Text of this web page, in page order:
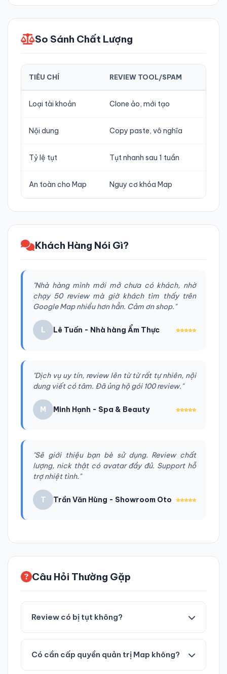
So Sánh Chất Lượng
TIÊU CHÍ REVIEW TOOL/SPAM
Loại tài khoản Clone ảo, mới tạo
Nội dung Copy paste, vô nghĩa
Tỷ lệ tụt Tụt nhanh sau 1 tuần
An toàn cho Map Nguy cơ khóa Map
Khách Hàng Nói Gì?
"Nhà hàng mình mới mở chưa có khách, nhờ
chạy 50 review mà giờ khách tìm thấy trên
Google Map nhiều hơn hẳn. Cảm ơn shop."
L Lê Tuấn - Nhà hàng Ẩm Thực ⭐⭐⭐⭐⭐
"Dịch vụ uy tín, review lên từ từ rất tự nhiên, nội
dung viết có tâm. Đã ủng hộ gói 100 review."
M Minh Hạnh - Spa & Beauty ⭐⭐⭐⭐⭐
"Sẽ giới thiệu bạn bè sử dụng. Review chất
lượng, nick thật có avatar đầy đủ. Support hỗ
trợ nhiệt tình."
T Trần Văn Hùng - Showroom Oto ⭐⭐⭐⭐⭐
Câu Hỏi Thường Gặp
Review có bị tụt không?
Chúng tôi sử dụng tài khoản người dùng thật nên
tỷ lệ tụt rất thấp. Tuy nhiên, nếu có tụt, chúng
tôi cam kết bảo hành bù lại đủ số lượng cho bạn.
Có cần cấp quyền quản trị Map không?